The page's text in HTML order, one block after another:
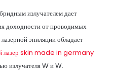
излучателем дает
доходности от проводимых
эпиляции обладает
лазер skin made in germany
излучателя W и W.